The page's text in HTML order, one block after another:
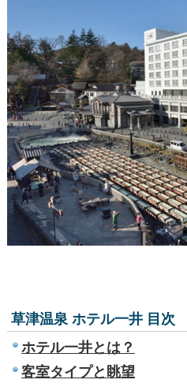
草津温泉 ホテル一井 目次
ホテル一井とは？
客室タイプと眺望